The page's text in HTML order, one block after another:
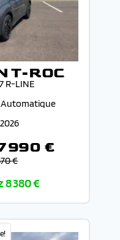
T-ROC
R-LINE
Automatique
2026
990 €
€
8 380 €